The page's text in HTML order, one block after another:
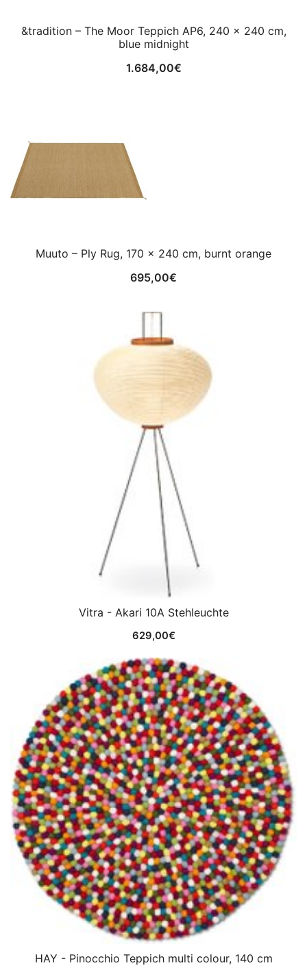
&tradition – The Moor Teppich AP6, 240 x 240 cm,
blue midnight
1.684,00€
Muuto – Ply Rug, 170 x 240 cm, burnt orange
695,00€
Vitra - Akari 10A Stehleuchte
629,00€
HAY - Pinocchio Teppich multi colour, 140 cm